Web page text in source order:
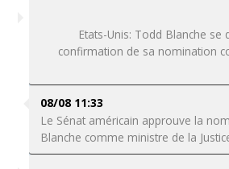
Etats-Unis: Todd Blanche
confirmation de sa nomination
08/08 11:33
Le Sénat américain approuve la
Blanche comme ministre de la